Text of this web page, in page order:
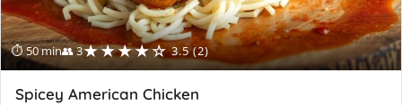
⏱ 50 min👥 3★★★★☆ 3.5 (2)
Spicey American Chicken